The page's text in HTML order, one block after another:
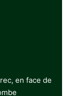
en face de